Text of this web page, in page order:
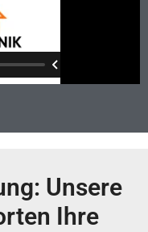
Unsere
Ihre